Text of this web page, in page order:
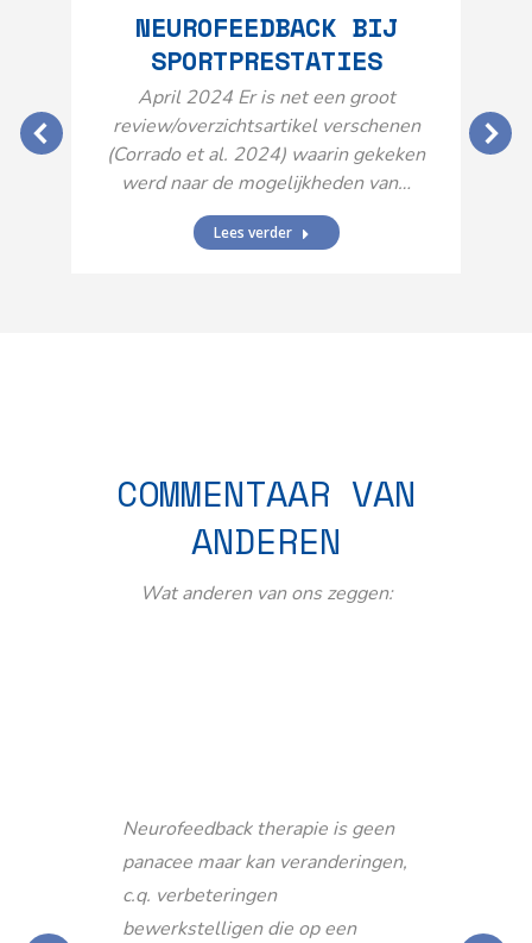
NEUROFEEDBACK BIJ
SPORTPRESTATIES
April 2024 Er is net een groot
review/overzichtsartikel verschenen
(Corrado et al. 2024) waarin gekeken
werd naar de mogelijkheden van…
Lees verder
COMMENTAAR VAN
ANDEREN
Wat anderen van ons zeggen:
Neurofeedback therapie is geen
panacee maar kan veranderingen,
c.q. verbeteringen
bewerkstelligen die op een